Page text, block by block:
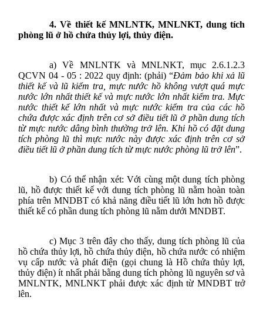
4. Về thiết kế MNLNTK, MNLNKT, dung tích
phòng lũ ở hồ chứa thủy lợi, thủy điện.
a) Về MNLNTK và MNLNKT, mục 2.6.1.2.3
QCVN 04 - 05 : 2022 quy định: (phải) “Đảm bảo khi xả lũ
thiết kế và lũ kiểm tra, mực nước hồ không vượt quá mực
nước lớn nhất thiết kế và mực nước lớn nhất kiểm tra. Mực
nước thiết kế lớn nhất và mực nước kiểm tra của các hồ
chứa được xác định trên cơ sở điều tiết lũ ở phần dung tích
từ mực nước dâng bình thường trở lên. Khi hồ có đặt dung
tích phòng lũ thì mực nước này được xác định trên cơ sở
điều tiết lũ ở phần dung tích từ mực nước phòng lũ trở lên”.
b) Có thể nhận xét: Với cùng một dung tích phòng
lũ, hồ được thiết kế với dung tích phòng lũ nằm hoàn toàn
phía trên MNDBT có khả năng điều tiết lũ lớn hơn hồ được
thiết kế có phần dung tích phòng lũ nằm dưới MNDBT.
c)Mục 3 trên đây cho thấy, dung tích phòng lũ của
hồ chứa thủy lợi, hồ chứa thủy điện, hồ chứa nước có nhiệm
vụ cấp nước và phát điện (gọi chung là Hồ chứa thủy lợi,
thủy điện) ít nhất phải bằng dung tích phòng lũ nguyên sơ và
MNLNTK, MNLNKT phải được xác định từ MNDBT trở
lên.